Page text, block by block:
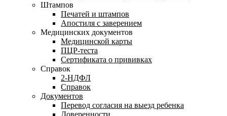
Штампов
Печатей и штампов
Апостиля с заверением
Медицинских документов
Медицинской карты
ПЦР-теста
Сертификата о прививках
Справок
2-НДФЛ
Справок
Документов
Перевод согласия на выезд ребенка
Доверенности